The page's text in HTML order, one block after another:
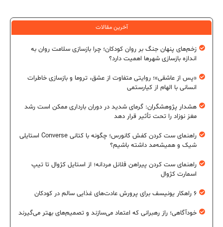
آخرین مقالات
زخم‌های پنهان جنگ بر روان کودکان؛ چرا بازسازی سلامت روان به
اندازه بازسازی شهرها اهمیت دارد؟
«پس از عاشقی»؛ روایتی متفاوت از عشق، تروما و بازسازی خاطرات
انسانی با الهام از کیارستمی
هشدار پژوهشگران: گرمای شدید در دوران بارداری ممکن است رشد
مغز نوزاد را تحت تأثیر قرار دهد
راهنمای ست کردن کفش کانورس؛ چگونه با کتانی Converse استایلی
شیک و همیشه‌مد داشته باشیم؟
راهنمای ست کردن پیراهن فلانل مردانه؛ از استایل کژوال تا تیپ
اسمارت کژوال
۶ راهکار یونیسف برای پرورش عادت‌های غذایی سالم در کودکان
خودآگاهی؛ راز رهبرانی که اعتماد می‌سازند و تصمیم‌های بهتر می‌گیرند